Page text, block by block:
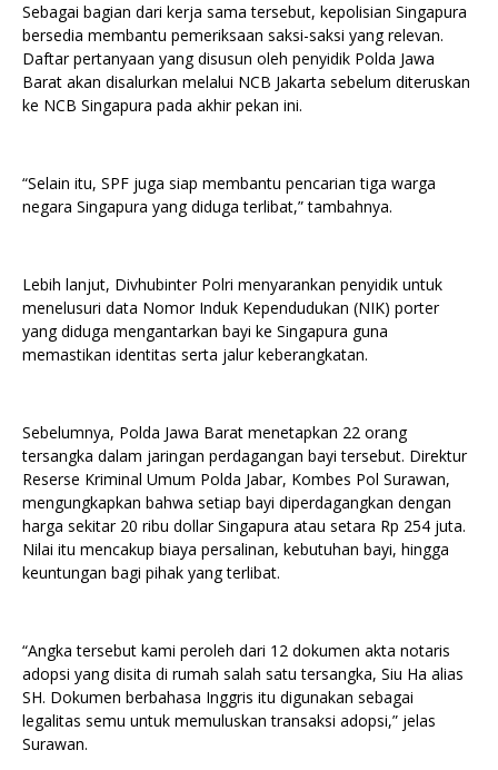
Sebagai bagian dari kerja sama tersebut, kepolisian Singapura
bersedia membantu pemeriksaan saksi-saksi yang relevan.
Daftar pertanyaan yang disusun oleh penyidik Polda Jawa
Barat akan disalurkan melalui NCB Jakarta sebelum diteruskan
ke NCB Singapura pada akhir pekan ini.
“Selain itu, SPF juga siap membantu pencarian tiga warga
negara Singapura yang diduga terlibat,” tambahnya.
Lebih lanjut, Divhubinter Polri menyarankan penyidik untuk
menelusuri data Nomor Induk Kependudukan (NIK) porter
yang diduga mengantarkan bayi ke Singapura guna
memastikan identitas serta jalur keberangkatan.
Sebelumnya, Polda Jawa Barat menetapkan 22 orang
tersangka dalam jaringan perdagangan bayi tersebut. Direktur
Reserse Kriminal Umum Polda Jabar, Kombes Pol Surawan,
mengungkapkan bahwa setiap bayi diperdagangkan dengan
harga sekitar 20 ribu dollar Singapura atau setara Rp 254 juta.
Nilai itu mencakup biaya persalinan, kebutuhan bayi, hingga
keuntungan bagi pihak yang terlibat.
“Angka tersebut kami peroleh dari 12 dokumen akta notaris
adopsi yang disita di rumah salah satu tersangka, Siu Ha alias
SH. Dokumen berbahasa Inggris itu digunakan sebagai
legalitas semu untuk memuluskan transaksi adopsi,” jelas
Surawan.